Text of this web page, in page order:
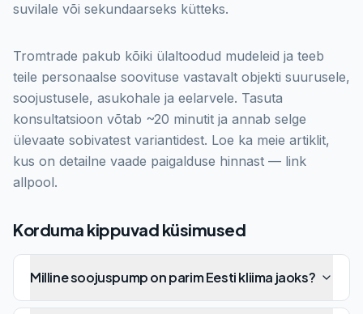
suvilale või sekundaarseks kütteks.
Tromtrade pakub kõiki ülaltoodud mudeleid ja teeb
teile personaalse soovituse vastavalt objekti suurusele,
soojustusele, asukohale ja eelarvele. Tasuta
konsultatsioon võtab ~20 minutit ja annab selge
ülevaate sobivatest variantidest. Loe ka meie artiklit,
kus on detailne vaade paigalduse hinnast — link
allpool.
Korduma kippuvad küsimused
Milline soojuspump on parim Eesti kliima jaoks?